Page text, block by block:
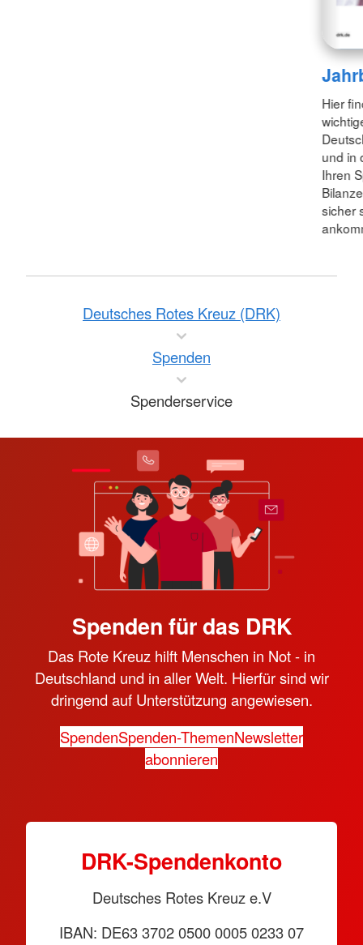
Hier
und in
Ihren
sicher
Deutsches Rotes Kreuz (DRK)
Spenden
Spenderservice
Spenden für das DRK
Das Rote Kreuz hilft Menschen in Not - in
Deutschland und in aller Welt. Hierfür sind wir
dringend auf Unterstützung angewiesen.
SpendenSpenden-ThemenNewsletter
abonnieren
DRK-Spendenkonto
Deutsches Rotes Kreuz e.V
IBAN: DE63 3702 0500 0005 0233 07